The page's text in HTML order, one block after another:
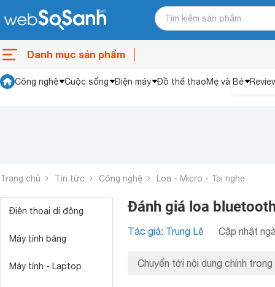
Danh mục sản phẩm
Công nghệ Cuộc sống Điện máy Đồ thể thaoMẹ và Bé
Trang chủ Tin tức Công nghệ Loa - Micro - Tai nghe
Điện thoại di động
Máy tính bảng
Máy tính - Laptop
Đánh giá loa
Tác giả: Trung Lê Cập nhật
Chuyển tới nội dung chính trong